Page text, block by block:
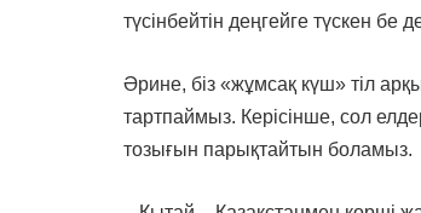
түсінбейтін деңгейге түскен бе
Әрине, біз «жұмсақ күш» тіл
тартпаймыз. Керісінше, сол
тозығын парықтайтын боламыз.